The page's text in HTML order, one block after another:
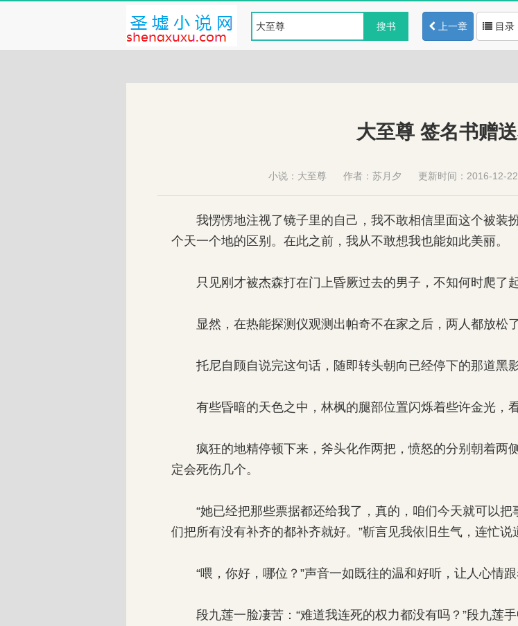
搜书 上一章 目录
大至尊 签名书赠送
小说： 大至尊 作者： 苏月夕 更新时间：2016-12-
我愣愣地注视了镜子里的自己，我不敢相信里面这个被装
个天一个地的区别。在此之前，我从不敢想我也能如此美丽。
只见刚才被杰森打在门上昏厥过去的男子，不知何时爬了起
显然，在热能探测仪观测出帕奇不在家之后，两人都放松了
托尼自顾自说完这句话，随即转头朝向已经停下的那道黑影
有些昏暗的天色之中，林枫的腿部位置闪烁着些许金光，看
疯狂的地精停顿下来，斧头化作两把，愤怒的分别朝着两
定会死伤几个。
“她已经把那些票据都还给我了，真的，咱们今天就可以把
们把所有没有补齐的都补齐就好。”靳言见我依旧生气，连忙说
“喂，你好，哪位？”声音一如既往的温和好听，让人心情跟
段九莲一脸凄苦：“难道我连死的权力都没有吗？”段九莲